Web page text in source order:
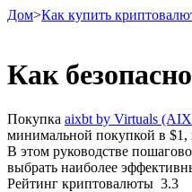
Фьючерсы
Дом>Как купить
Как
Покупка aixbt by Virtuals
минимальной покупкой в ​​$1,
В этом руководстве
выбрать наиболее
Рейтинг криптовалюты 3.3